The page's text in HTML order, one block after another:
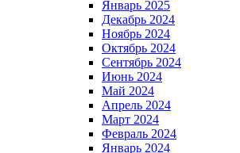
Январь 2025
Декабрь 2024
Ноябрь 2024
Октябрь 2024
Сентябрь 2024
Июнь 2024
Май 2024
Апрель 2024
Март 2024
Февраль 2024
Январь 2024